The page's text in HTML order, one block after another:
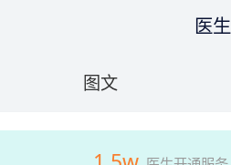
医
图文